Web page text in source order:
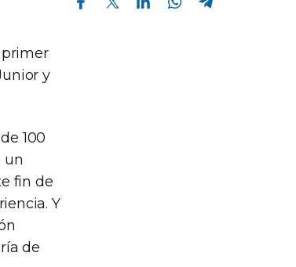
primer
y
100
un
fin de
Y
de